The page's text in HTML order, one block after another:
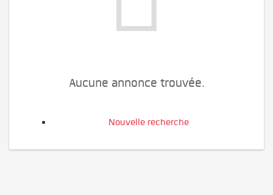
Aucune annonce trouvée.
Nouvelle recherche